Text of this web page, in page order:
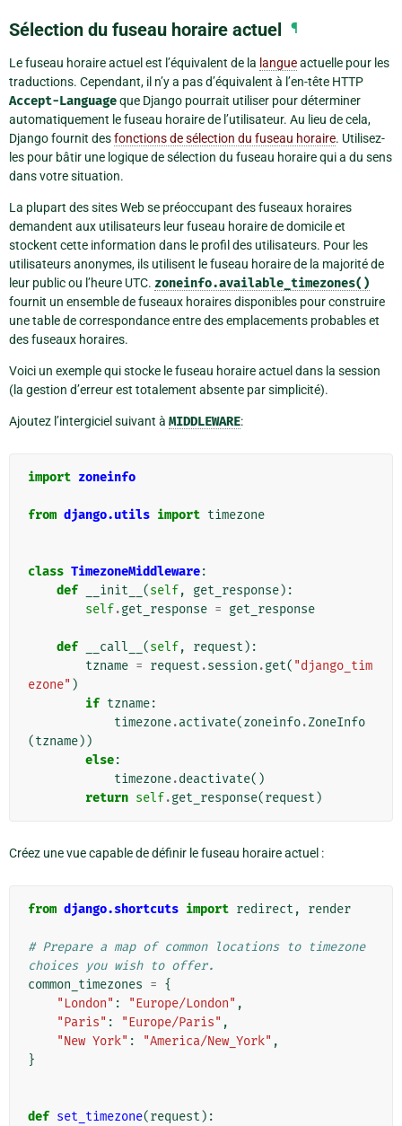
Sélection du fuseau horaire actuel ¶
Le fuseau horaire actuel est l’équivalent de la langueactuelle pour les
traductions. Cependant, il n’y a pas d’équivalent à l’en-tête HTTP
Accept-Languageque Django pourrait utiliser pour déterminer
automatiquement le fuseau horaire de l’utilisateur. Au lieu de cela,
Django fournit desfonctions de sélection du fuseau horaire. Utilisez-
les pour bâtir une logique de sélection du fuseau horaire qui a du sens
dans votre situation.
La plupart des sites Web se préoccupant des fuseaux horaires
demandent aux utilisateurs leur fuseau horaire de domicile et
stockent cette information dans le profil des utilisateurs. Pour les
utilisateurs anonymes, ils utilisent le fuseau horaire de la majorité de
leur public ou l’heure UTC. zoneinfo.available_timezones()
fournit un ensemble de fuseaux horaires disponibles pour construire
une table de correspondance entre des emplacements probables et
des fuseaux horaires.
Voici un exemple qui stocke le fuseau horaire actuel dans la session
(la gestion d’erreur est totalement absente par simplicité).
Ajoutez l’intergiciel suivant à MIDDLEWARE:
import zoneinfo
from django.utils import timezone
class TimezoneMiddleware:
def
__init__ (self, get_response):
self.get_response = get_response
def __call__ (self, request ):
tzname = request .session .get( "django_tim
ezone" )
if tzname:
timezone.activate(zoneinfo.ZoneInfo
(tzname))
else:
timezone.deactivate()
return self.get_response(request )
Créez une vue capable de définir le fuseau horaire actuel :
from django.shortcuts import redirect , render
# Prepare a map of common locations to timezone
choices you wish to offer.
common_timezones = {
"London" : "Europe/London" ,
"Paris" : "Europe/Paris" ,
"New York" : "America/New_York" ,
}
def set_timezone(request ):